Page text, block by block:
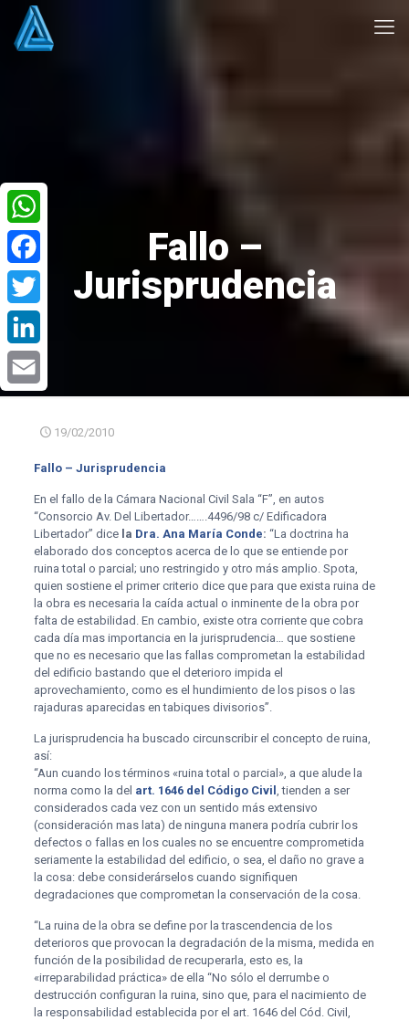
Fallo –
Jurisprudencia
19/02/2010
Fallo – Jurisprudencia
En el fallo de la Cámara Nacional Civil Sala “F”, en autos
“Consorcio Av. Del Libertador…….4496/98 c/ Edificadora
Libertador” dice la Dra. Ana María Conde: “La doctrina ha
elaborado dos conceptos acerca de lo que se entiende por
ruina total o parcial; uno restringido y otro más amplio. Spota,
quien sostiene el primer criterio dice que para que exista ruina de
la obra es necesaria la caída actual o inminente de la obra por
falta de estabilidad. En cambio, existe otra corriente que cobra
cada día mas importancia en la jurisprudencia… que sostiene
que no es necesario que las fallas comprometan la estabilidad
del edificio bastando que el deterioro impida el
aprovechamiento, como es el hundimiento de los pisos o las
rajaduras aparecidas en tabiques divisorios”.
La jurisprudencia ha buscado circunscribir el concepto de ruina,
así:
“Aun cuando los términos «ruina total o parcial», a que alude la
norma como la del art. 1646 del Código Civil , tienden a ser
considerados cada vez con un sentido más extensivo
(consideración mas lata) de ninguna manera podría cubrir los
defectos o fallas en los cuales no se encuentre comprometida
seriamente la estabilidad del edificio, o sea, el daño no grave a
la cosa: debe considerárselos cuando signifiquen
degradaciones que comprometan la conservación de la cosa.
“La ruina de la obra se define por la trascendencia de los
deterioros que provocan la degradación de la misma, medida en
función de la posibilidad de recuperarla, esto es, la
«irreparabilidad práctica» de ella “No sólo el derrumbe o
destrucción configuran la ruina, sino que, para el nacimiento de
la responsabilidad establecida por el art. 1646 del Cód. Civil,
WhatsApp
Facebook
Twitter
LinkedIn
Email